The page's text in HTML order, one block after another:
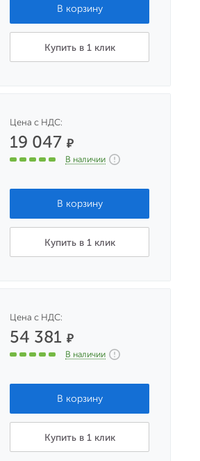
Купить в 1 клик
Цена с НДС:
19 047₽
В наличии
Купить в 1 клик
Цена с НДС:
54 381₽
В наличии
Купить в 1 клик